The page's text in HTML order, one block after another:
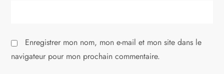
l
e
Enregistrer mon nom, mon e-mail et mon site dans le
navigateur pour mon prochain commentaire.